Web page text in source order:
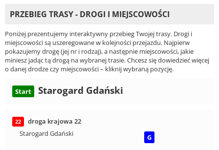
PRZEBIEG TRASY - DROGI I MIEJSCOWOŚCI
Poniżej prezentujemy interaktywny przebieg Twojej trasy. Drogi i
miejscowości są uszeregowane w kolejności przejazdu. Najpierw
pokazujemy drogę (jej nr i rodzaj), a następnie miejscowości, jakie
miniesz jadąc tą drogą na wybranej trasie. Chcesz się dowiedzieć więcej
o danej drodze czy miejscowości – kliknij wybraną pozycję.
Start Starogard Gdański
22
droga krajowa 22
Starogard Gdański
G